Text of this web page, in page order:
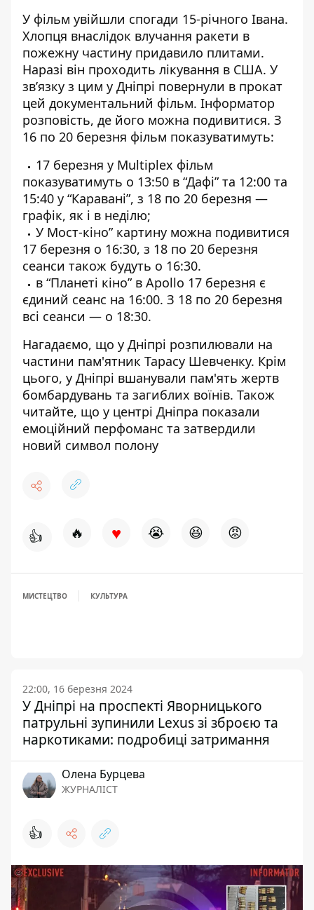
У фільм увійшли спогади 15-річного Івана.
Хлопця внаслідок влучання ракети в
пожежну частину придавило плитами.
Наразі він проходить лікування в США. У
зв’язку з цим у Дніпрі повернули в прокат
цей документальний фільм. Інформатор
розповість, де його можна подивитися. З
16 по 20 березня фільм показуватимуть:
17 березня у Multiplex фільм
показуватимуть о 13:50 в “Дафі” та 12:00 та
15:40 у “Каравані”, з 18 по 20 березня —
графік, як і в неділю;
У Мост-кіно” картину можна подивитися
17 березня о 16:30, з 18 по 20 березня
сеанси також будуть о 16:30.
в “Планеті кіно” в Apollo 17 березня є
єдиний сеанс на 16:00. З 18 по 20 березня
всі сеанси — о 18:30.
Нагадаємо, що у Дніпрі розпилювали на
частини пам'ятник Тарасу Шевченку. Крім
цього, у Дніпрі вшанували пам'ять жертв
бомбардувань та загиблих воїнів. Також
читайте, що у центрі Дніпра показали
емоційний перфоманс та затвердили
новий символ полону
👍 🔥 ♥ 😭 😆 😡
МИСТЕЦТВО КУЛЬТУРА
22:00, 16 березня 2024
У Дніпрі на проспекті Яворницького
патрульні зупинили Lexus зі зброєю та
наркотиками: подробиці затримання
Олена Бурцева
ЖУРНАЛІСТ
👍